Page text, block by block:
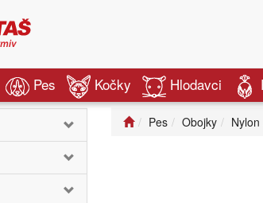
Pes Kočky Hlodavci
Pes Obojky Nylon